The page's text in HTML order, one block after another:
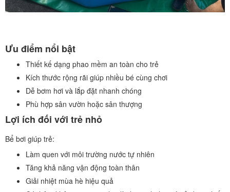
Ưu điểm nổi bật
Thiết kế dạng phao mềm an toàn cho trẻ
Kích thước rộng rãi giúp nhiều bé cùng chơi
Dễ bơm hơi và lắp đặt nhanh chóng
Phù hợp sân vườn hoặc sân thượng
Lợi ích đối với trẻ nhỏ
Bể bơi giúp trẻ:
Làm quen với môi trường nước tự nhiên
Tăng khả năng vận động toàn thân
Giải nhiệt mùa hè hiệu quả